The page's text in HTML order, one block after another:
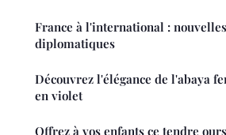
France à l'international :
diplomatiques
Découvrez l'élégance de l'abaya
en violet
Offrez à vos enfants ce tendre